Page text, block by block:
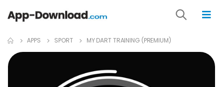
APPS SPORT MY DART TRAINING (PREMIUM)